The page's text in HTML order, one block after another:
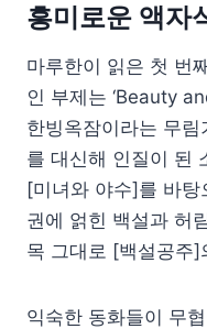
흥미로운 액자
마루한이 읽은 첫 번
인 부제는 ‘Beauty
한빙옥잠이라는 무
를 대신해 인질이 된
[미녀와 야수]를 바
권에 얽힌 백설과 허
목 그대로 [백설공주]
익숙한 동화들이 무